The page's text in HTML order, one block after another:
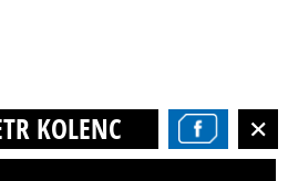
KOLENCIK